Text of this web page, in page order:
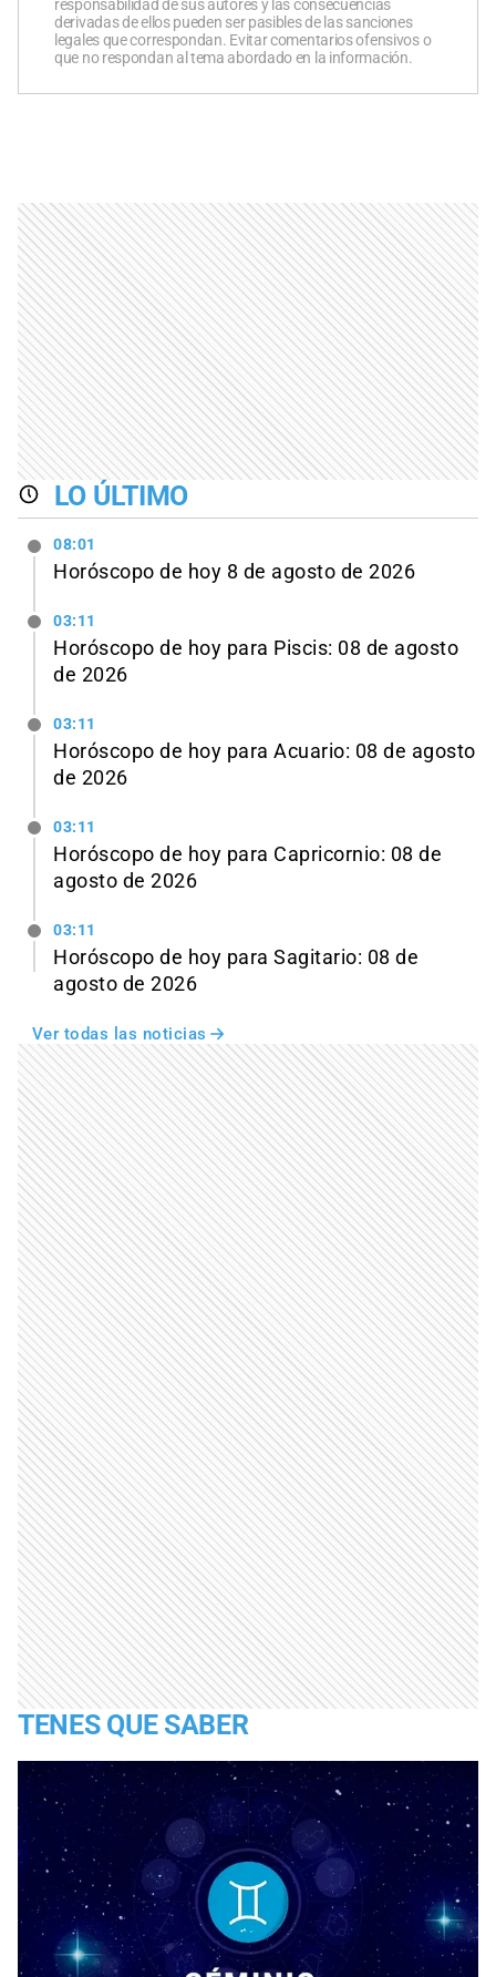
responsabilidad de sus autores y las consecuencias
derivadas de ellos pueden ser pasibles de las sanciones
legales que correspondan. Evitar comentarios ofensivos o
que no respondan al tema abordado en la información.
LO ÚLTIMO
08:01
Horóscopo de hoy 8 de agosto de 2026
03:11
Horóscopo de hoy para Piscis: 08 de agosto
de 2026
03:11
Horóscopo de hoy para Acuario: 08 de agosto
de 2026
03:11
Horóscopo de hoy para Capricornio: 08 de
agosto de 2026
03:11
Horóscopo de hoy para Sagitario: 08 de
agosto de 2026
Ver todas las noticias
TENES QUE SABER